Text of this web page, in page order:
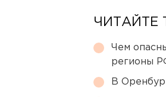
ЧИТАЙТЕ
Чем
регионы
В